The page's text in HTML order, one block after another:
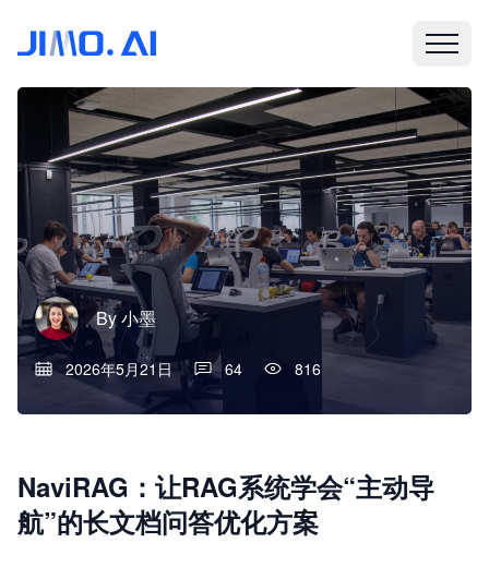
By小墨
2026年5月21日 64 816
NaviRAG：让RAG系统学会“主动导
航”的长文档问答优化方案